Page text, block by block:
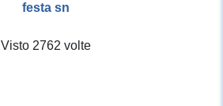
festa sn
Visto 2762 volte